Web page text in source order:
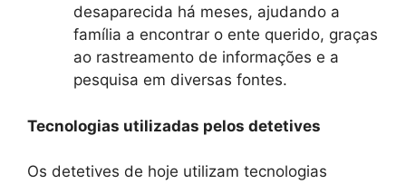
desaparecida há meses, ajudando a
família a encontrar o ente querido, graças
ao rastreamento de informações e a
pesquisa em diversas fontes.
Tecnologias utilizadas pelos detetives
Os detetives de hoje utilizam tecnologias